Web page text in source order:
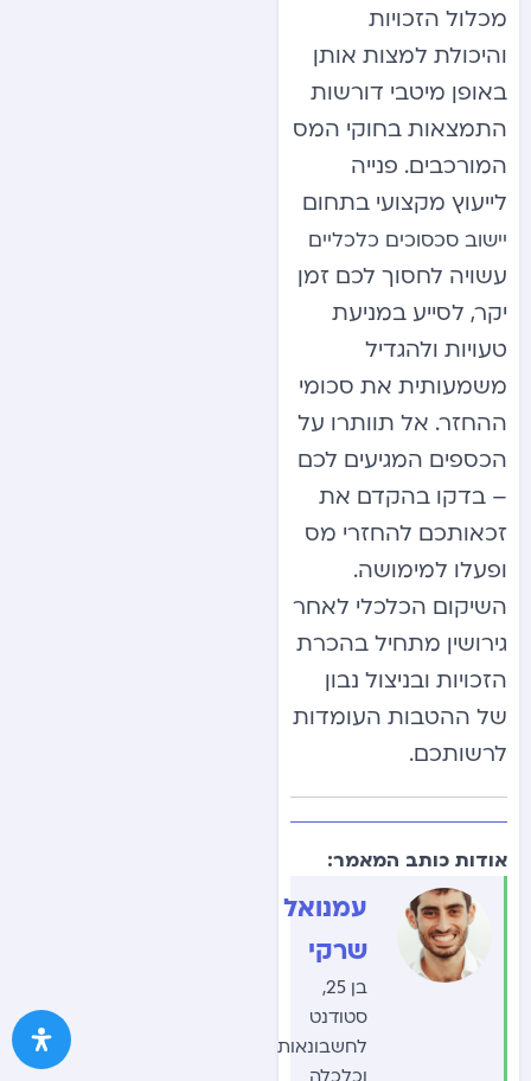
מכלול הזכויות
והיכולת למצות אותן
באופן מיטבי דורשות
התמצאות בחוקי המס
המורכבים. פנייה
לייעוץ מקצועי בתחום
יישוב סכסוכים כלכליים
עשויה לחסוך לכם זמן
יקר, לסייע במניעת
טעויות ולהגדיל
משמעותית את סכומי
ההחזר. אל תוותרו על
הכספים המגיעים לכם
– בדקו בהקדם את
זכאותכם להחזרי מס
ופעלו למימושה.
השיקום הכלכלי לאחר
גירושין מתחיל בהכרת
הזכויות ובניצול נבון
של ההטבות העומדות
לרשותכם.
אודות כותב המאמר:
עמנואל
שרקי
בן 25,
סטודנט
לחשבונאות